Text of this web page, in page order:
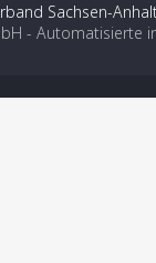
Sachsen-
- Automatisierte